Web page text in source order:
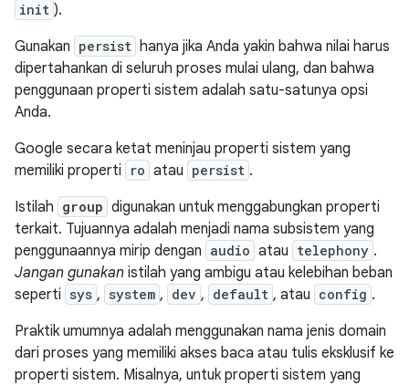
init ).
Gunakan persist hanya jika Anda yakin bahwa nilai harus
dipertahankan di seluruh proses mulai ulang, dan bahwa
penggunaan properti sistem adalah satu-satunya opsi
Anda.
Google secara ketat meninjau properti sistem yang
memiliki properti
ro atau persist .
Istilah group digunakan untuk menggabungkan properti
terkait. Tujuannya adalah menjadi nama subsistem yang
penggunaannya mirip dengan audio atau telephony .
Jangan gunakan istilah yang ambigu atau kelebihan beban
seperti sys , system , dev , default , atau config .
Praktik umumnya adalah menggunakan nama jenis domain
dari proses yang memiliki akses baca atau tulis eksklusif ke
properti sistem. Misalnya, untuk properti sistem yang